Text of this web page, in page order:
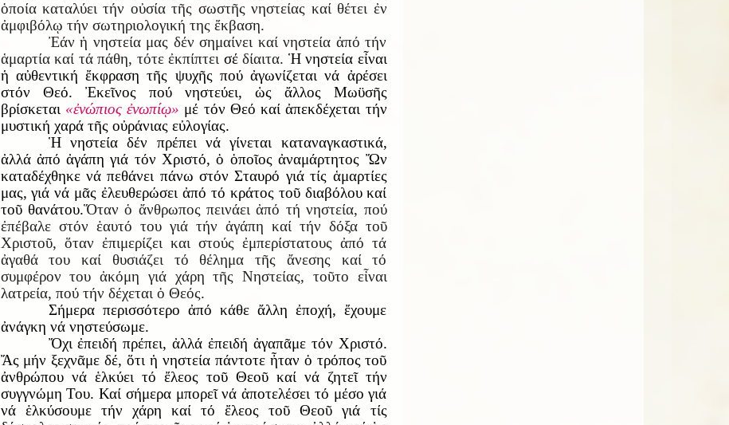
ὁποία καταλύει τήν οὐσία τῆς σωστῆς νηστείας καί θέτει ἐν
ἀμφιβόλῳ τήν σωτηριολογική της ἔκβαση.
Ἐάν ἡ νηστεία μας δέν σημαίνει καί νηστεία ἀπό τήν
ἁμαρτία καί τά πάθη, τότε ἐκπίπτει σέδίαιτα. Ἡ νηστεία εἶναι
ἡ αὐθεντική ἔκφραση τῆς ψυχῆς πού ἀγωνίζεται νά ἀρέσει
στόν Θεό. Ἐκεῖνος πού νηστεύει, ὡς ἄλλος Μωϋσῆς
βρίσκεται «ἐνώπιος ἐνωπίῳ» μέ τόν Θεό καί ἀπεκδέχεται τήν
μυστική χαρά τῆς οὐράνιας εὐλογίας.
Ἡ νηστεία δέν πρέπει νά γίνεται καταναγκαστικά,
ἀλλά ἀπό ἀγάπη γιά τόν Χριστό, ὁ ὁποῖος ἀναμάρτητος Ὤν
καταδέχθηκε νά πεθάνει πάνω στόν Σταυρό γιά τίς ἁμαρτίες
μας, γιά νά μᾶς ἐλευθερώσει ἀπό τό κράτος τοῦ διαβόλου καί
τοῦ θανάτου.Ὅταν ὁ ἄνθρωπος πεινάει ἀπό τή νηστεία, πού
ἐπέβαλε στόν ἑαυτό του γιά τήν ἀγάπη καί τήν δόξα τοῦ
Χριστοῦ, ὅταν ἐπιμερίζει και στούς ἐμπερίστατους ἀπό τά
ἀγαθά του καί θυσιάζει τό θέλημα τῆς ἄνεσης καί τό
συμφέρον του ἀκόμη γιά χάρη τῆς Νηστείας, τοῦτο εἶναι
λατρεία, πού τήν δέχεται ὁ Θεός.
Σήμερα περισσότερο ἀπό κάθε ἄλλη ἐποχή, ἔχουμε
ἀνάγκη νά νηστεύσωμε.
Ὄχι ἐπειδή πρέπει, ἀλλά ἐπειδή ἀγαπᾶμε τόν Χριστό.
Ἄς μήν ξεχνᾶμε δέ, ὅτι ἡ νηστεία πάντοτε ἦταν ὁ τρόπος τοῦ
ἀνθρώπου νά ἑλκύει τό ἔλεος τοῦ Θεοῦ καί νά ζητεῖ τήν
συγγνώμη Του. Καί σήμερα μπορεῖ νά ἀποτελέσει τό μέσο γιά
νά ἑλκύσουμε τήν χάρη καί τό ἔλεος τοῦ Θεοῦ γιά τίς